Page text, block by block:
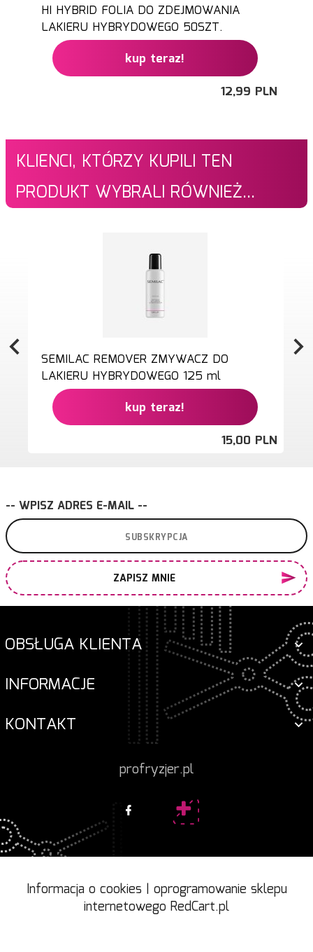
HI HYBRID FOLIA DO ZDEJMOWANIA
LAKIERU HYBRYDOWEGO 50SZT.
kup teraz!
12,99 PLN
KLIENCI, KTÓRZY KUPILI TEN
PRODUKT WYBRALI RÓWNIEŻ...
SEMILAC REMOVER ZMYWACZ DO
LAKIERU HYBRYDOWEGO 125 ml
kup teraz!
15,00 PLN
-- WPISZ ADRES E-MAIL --
ZAPISZ MNIE
OBSŁUGA KLIENTA
INFORMACJE
KONTAKT
profryzjer.pl
Informacja o cookies | oprogramowanie sklepu
internetowego RedCart.pl